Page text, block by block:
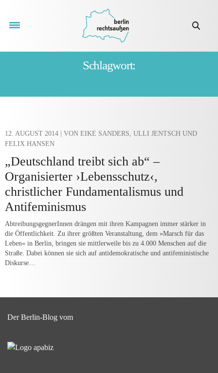
Schlagwort:
12. AUGUST 2014 | VON EIKE SANDERS, ULLI JENTSCH UND
FELIX HANSEN
„Deutschland treibt sich ab“ –
Organisierter ›Lebensschutz‹,
christlicher Fundamentalismus und
Antifeminismus
AbtreibungsgegnerInnen drängen mit ihren Kampagnen immer stärker in
die Öffentlichkeit. Zu ihrer größten Veranstaltung, dem »Marsch für das
Leben« in Berlin, bringen sie mittlerweile bis zu 4.000 Menschen auf die
Straße. Dabei können sie sich auf antidemokratische und antifeministische
Diskurse…
Der Berlin-Blog vom